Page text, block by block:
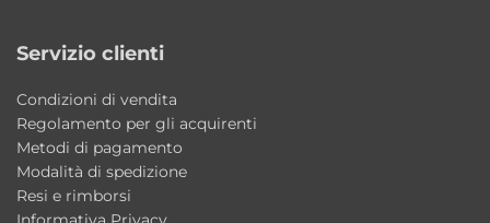
combina design contemporaneo, qualità
arredare anche i bagni più piccoli con stile e
personalità.
Il lavabo è adatto a bagni piccoli?
Servizio clienti
Condizioni di vendita
Regolamento per gli acquirenti
Metodi di pagamento
Modalità di spedizione
Resi e rimborsi